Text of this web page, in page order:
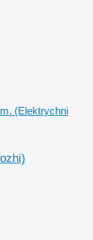
(Elektrychni